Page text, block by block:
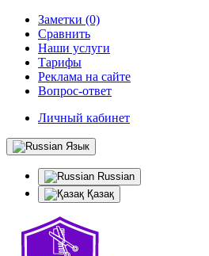
Заметки (0)
Сравнить
Наши услуги
Тарифы
Реклама на сайте
Вопрос-ответ
Личный кабинет
Язык
Russian
Қазақ